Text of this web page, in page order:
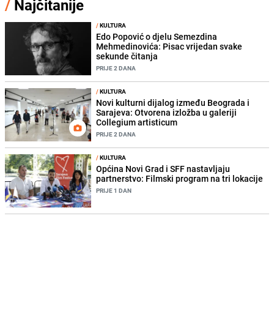
/ Najčitanije
/KULTURA
Edo Popović o djelu Semezdina
Mehmedinovića: Pisac vrijedan svake
sekunde čitanja
PRIJE 2 DANA
/KULTURA
Novi kulturni dijalog između Beograda i
Sarajeva: Otvorena izložba u galeriji
Collegium artisticum
PRIJE 2 DANA
/KULTURA
Općina Novi Grad i SFF nastavljaju
partnerstvo: Filmski program na tri lokacije
PRIJE 1 DAN